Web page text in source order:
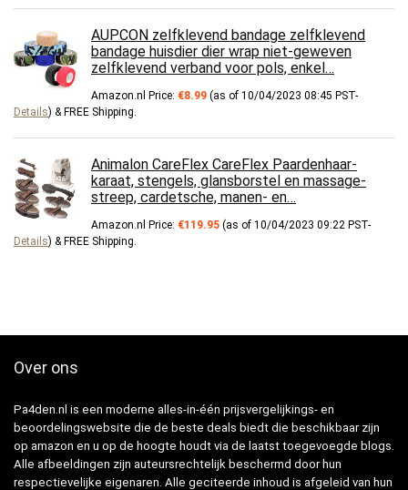
AUPCON zelfklevend bandage zelfklevend
bandage huisdier dier wrap niet-geweven
zelfklevend verband voor pols, enkel…
Amazon.nl Price: €8.99 (as of 10/04/2023 08:45 PST-
Details) &FREE Shipping.
Animalon CareFlex CareFlex Paardenhaar-
karaat, stengels, glansborstel en massage-
streep, cardetsche, manen- en…
Amazon.nl Price: €119.95 (as of 10/04/2023 09:22 PST-
Details) &FREE Shipping.
Over ons
Pa4den.nl is een moderne alles-in-één prijsvergelijkings- en
beoordelingswebsite die de beste deals biedt die beschikbaar zijn
op amazon en u op de hoogte houdt via de laatst toegevoegde blogs.
Alle afbeeldingen zijn auteursrechtelijk beschermd door hun
respectievelijke eigenaren. Alle geciteerde inhoud is afgeleid van hun